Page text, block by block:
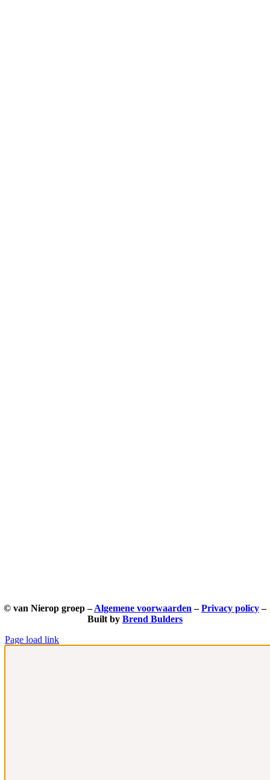
© van Nierop groep –Algemene voorwaarden –Privacy policy–
Built by Brend Bulders
Page load link
Ga